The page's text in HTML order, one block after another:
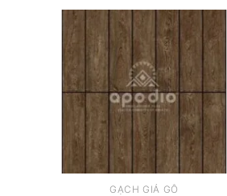
GẠCH GIẢ GỖ